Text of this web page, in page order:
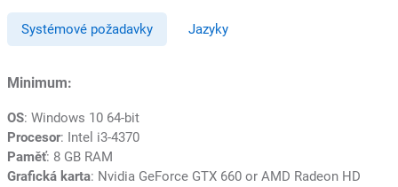
Systémové požadavky Jazyky
Minimum:
OS: Windows 10 64-bit
Procesor: Intel i3-4370
Paměť: 8 GB RAM
Grafická karta: Nvidia GeForce GTX 660 or AMD Radeon HD